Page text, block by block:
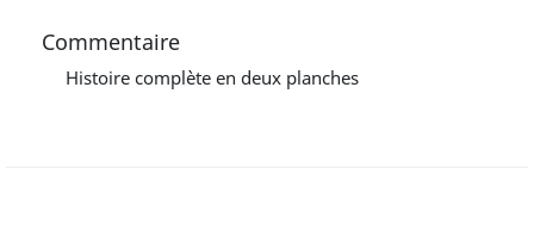
Commentaire
Histoire complète en deux planches